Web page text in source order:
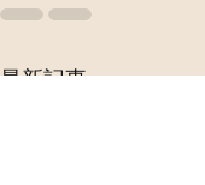
最新記事